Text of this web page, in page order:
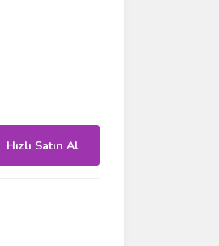
Hızlı Satın Al